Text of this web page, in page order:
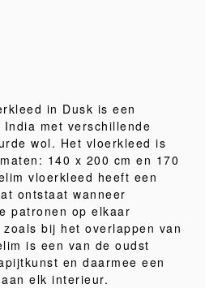
in Dusk is een
met verschillende
wol. Het vloerkleed is
140 x 200 cm en 170
vloerkleed heeft een
ontstaat wanneer
patronen op elkaar
bij het overlappen van
is een van de oudst
en daarmee een
elk interieur.